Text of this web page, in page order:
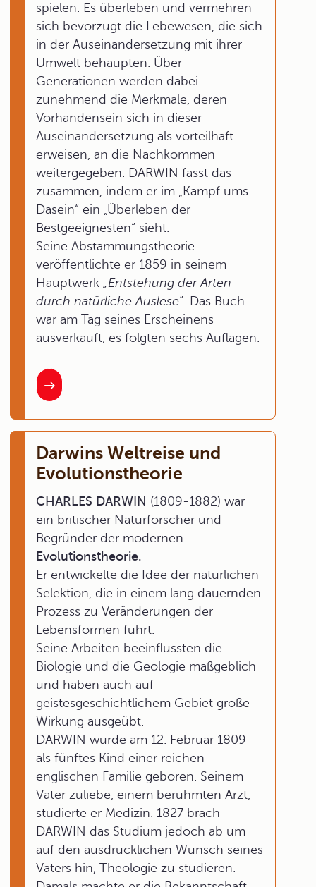
spielen. Es überleben und vermehren
sich bevorzugt die Lebewesen, die sich
in der Auseinandersetzung mit ihrer
Umwelt behaupten. Über
Generationen werden dabei
zunehmend die Merkmale, deren
Vorhandensein sich in dieser
Auseinandersetzung als vorteilhaft
erweisen, an die Nachkommen
weitergegeben. DARWIN fasst das
zusammen, indem er im „Kampf ums
Dasein“ ein „Überleben der
Bestgeeignesten“ sieht.
Seine Abstammungstheorie
veröffentlichte er 1859 in seinem
Hauptwerk„Entstehung der Arten
durch natürliche Auslese“. Das Buch
war am Tag seines Erscheinens
ausverkauft, es folgten sechs Auflagen.
Darwins Weltreise und
Evolutionstheorie
CHARLES DARWIN (1809-1882) war
ein britischer Naturforscher und
Begründer der modernen
Evolutionstheorie.
Er entwickelte die Idee der natürlichen
Selektion, die in einem lang dauernden
Prozess zu Veränderungen der
Lebensformen führt.
Seine Arbeiten beeinflussten die
Biologie und die Geologie maßgeblich
und haben auch auf
geistesgeschichtlichem Gebiet große
Wirkung ausgeübt.
DARWIN wurde am 12. Februar 1809
als fünftes Kind einer reichen
englischen Familie geboren. Seinem
Vater zuliebe, einem berühmten Arzt,
studierte er Medizin. 1827 brach
DARWIN das Studium jedoch ab um
auf den ausdrücklichen Wunsch seines
Vaters hin, Theologie zu studieren.